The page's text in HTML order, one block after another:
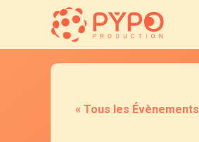
« Tous les Évènements